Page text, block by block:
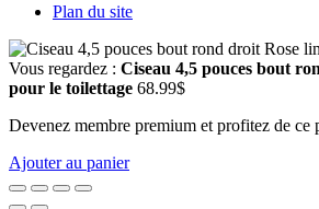
Plan du site
Vous regardez : Ciseau 4,5 pouces bout
pour le toilettage 68.99$
Devenez membre premium et profitez de
Ajouter au panier